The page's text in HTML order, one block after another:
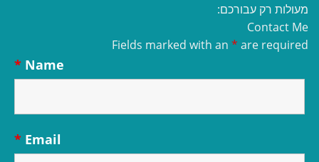
מעולות רק עבורכם:
Contact Me
Fields marked with an * are required
Name
*
Email
*